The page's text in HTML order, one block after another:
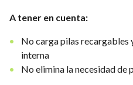
A tener en cuenta:
No carga pilas recargables
interna
No elimina la necesidad de